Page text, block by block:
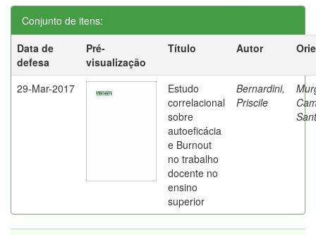
Conjunto de itens:
Data de
defesa
Pré-
visualização
Título Autor
29-Mar-2017
Estudo
correlacional
sobre
autoeficácia
e Burnout
no trabalho
docente no
ensino
superior
Bernardini,
Priscile